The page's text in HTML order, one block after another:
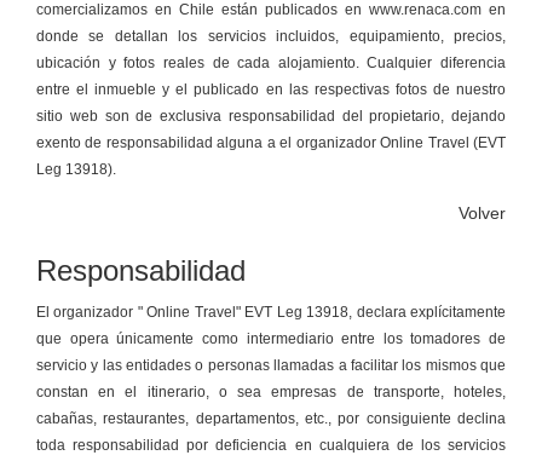
comercializamos en Chile están publicados en www.renaca.com en
donde se detallan los servicios incluidos, equipamiento, precios,
ubicación y fotos reales de cada alojamiento. Cualquier diferencia
entre el inmueble y el publicado en las respectivas fotos de nuestro
sitio web son de exclusiva responsabilidad del propietario, dejando
exento de responsabilidad alguna a el organizador Online Travel (EVT
Leg 13918).
Volver
Responsabilidad
El organizador " Online Travel" EVT Leg 13918, declara explícitamente
que opera únicamente como intermediario entre los tomadores de
servicio y las entidades o personas llamadas a facilitar los mismos que
constan en el itinerario, o sea empresas de transporte, hoteles,
cabañas, restaurantes, departamentos, etc., por consiguiente declina
toda responsabilidad por deficiencia en cualquiera de los servicios